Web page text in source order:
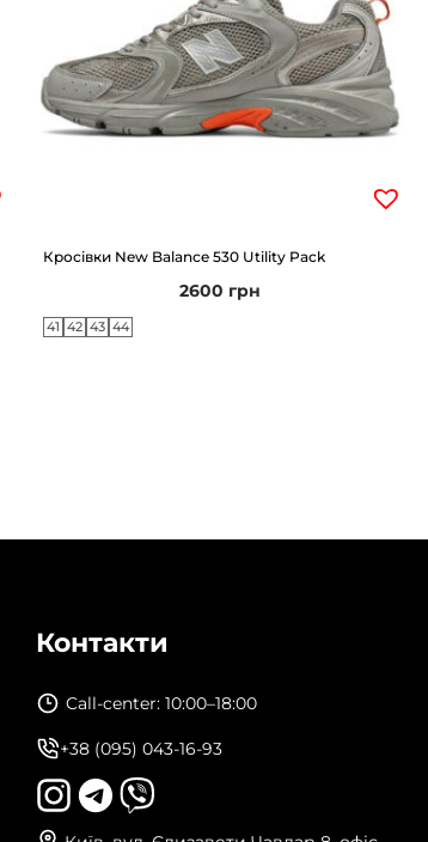
Кросівки New Balance 530 Utility Pack
2600 грн
41 42 43 44
Контакти
Call-center: 10:00–18:00
+38 (095) 043-16-93